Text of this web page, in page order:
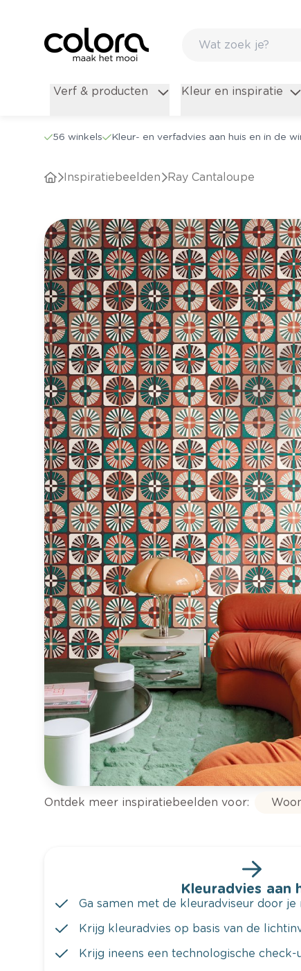
Verf & producten Kleur en inspiratie
56 winkels Kleur- en verfadvies aan huis en in de
Inspiratiebeelden Ray Cantaloupe
Ontdek meer inspiratiebeelden voor:
Kleuradvies aan
Ga samen met de kleuradviseur door je
Krijg kleuradvies op basis van de
Krijg ineens een technologische check-